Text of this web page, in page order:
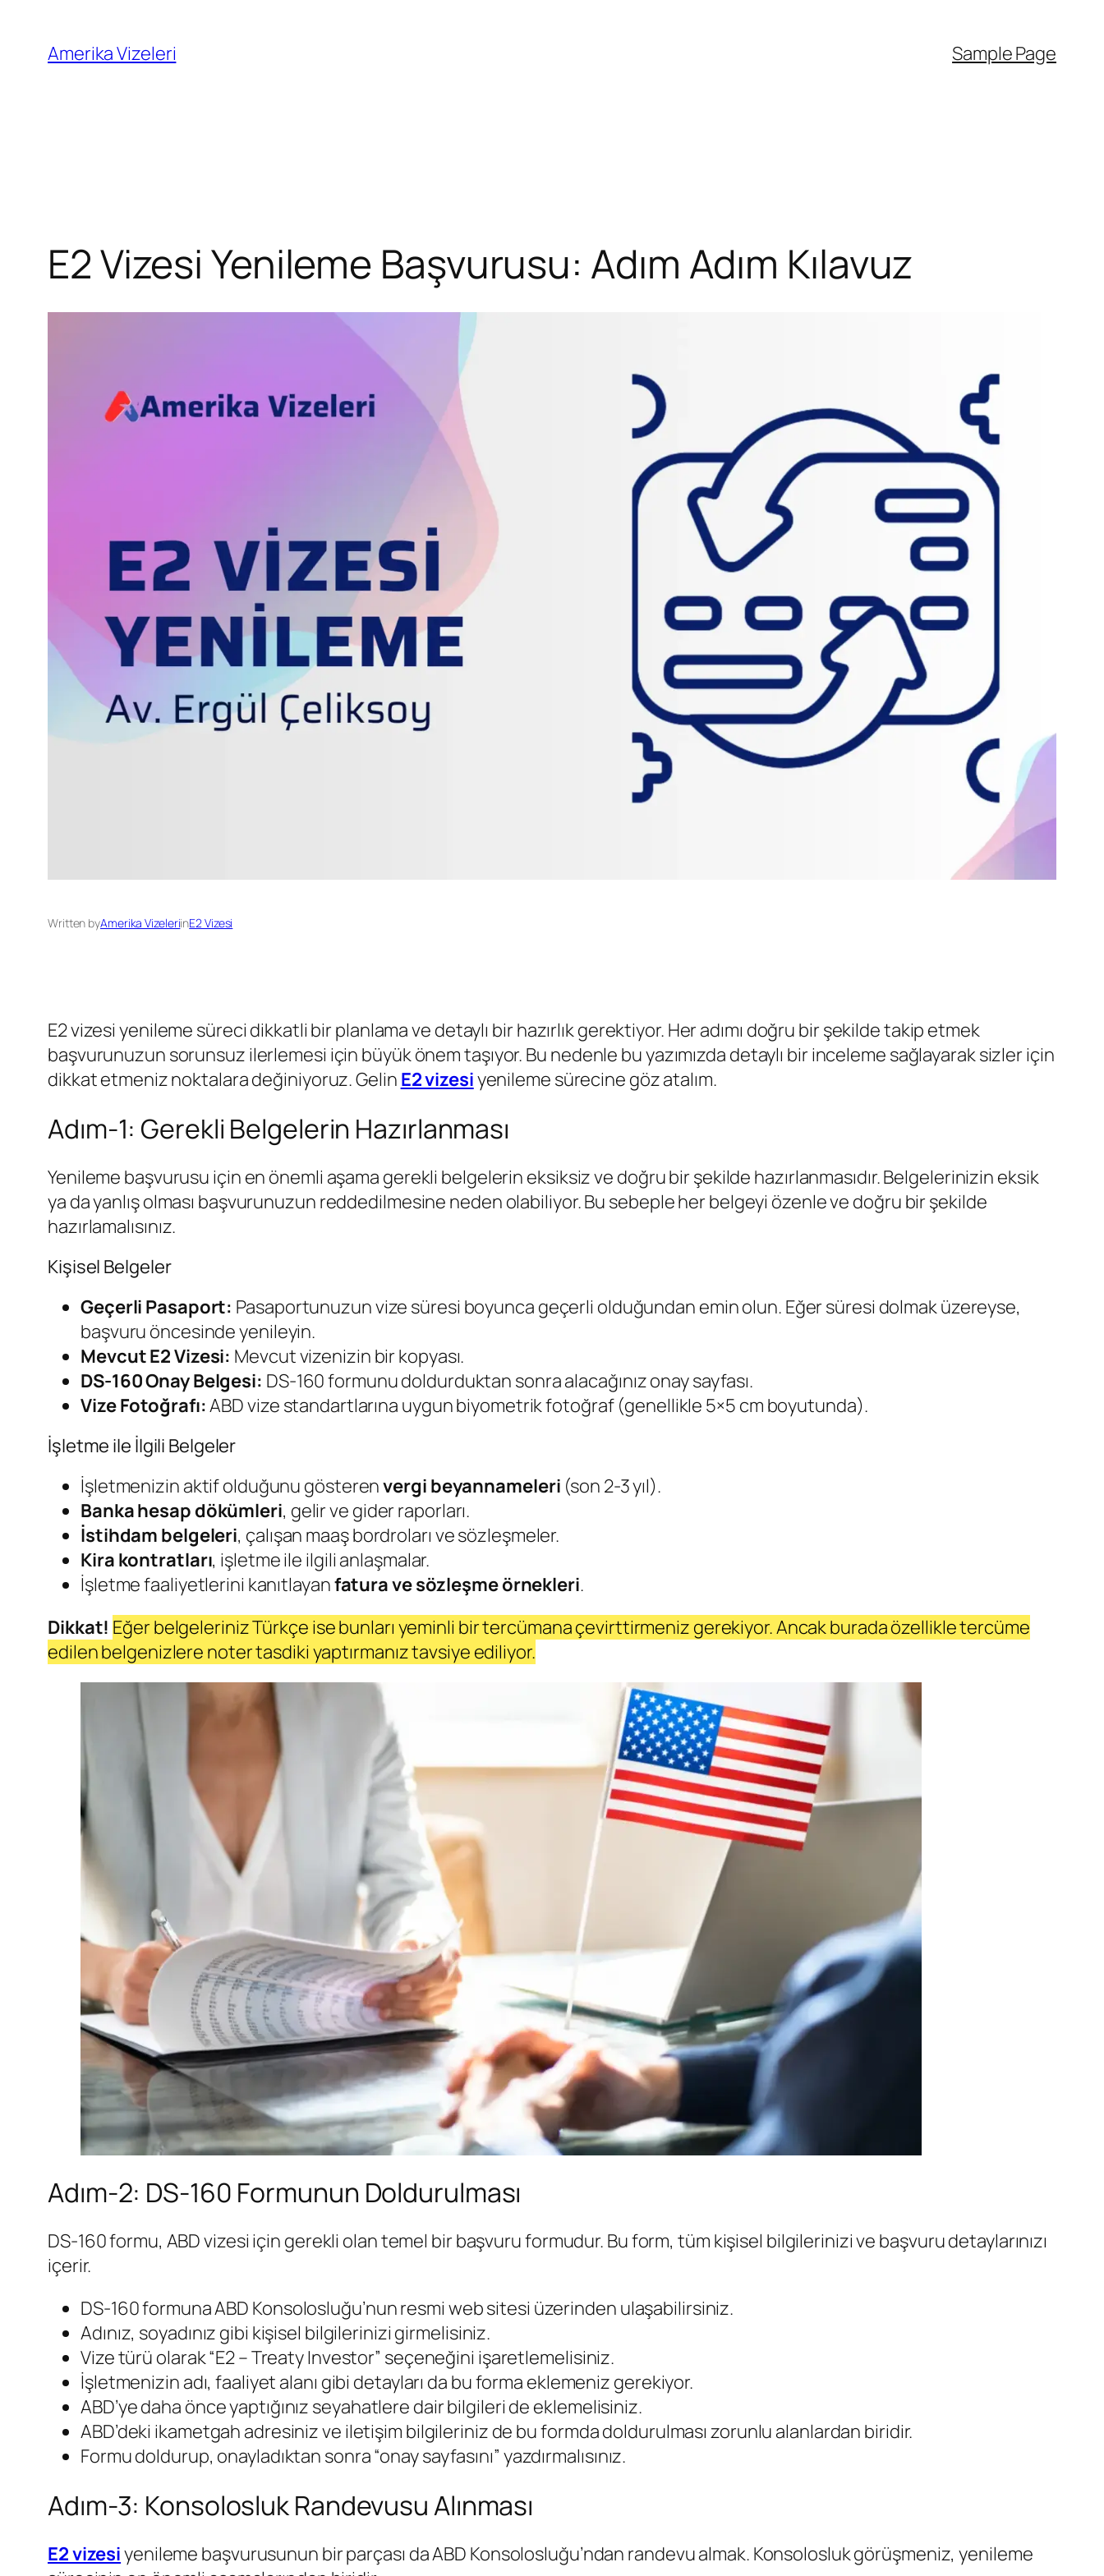
Amerika Vizeleri Sample Page
E2 Vizesi Yenileme Başvurusu: Adım Adım Kılavuz
Written byAmerika VizeleriinE2 Vizesi
E2 vizesi yenileme süreci dikkatli bir planlama ve detaylı bir hazırlık gerektiyor. Her adımı doğru bir şekilde takip etmek
başvurunuzun sorunsuz ilerlemesi için büyük önem taşıyor. Bu nedenle bu yazımızda detaylı bir inceleme sağlayarak sizler için
dikkat etmeniz noktalara değiniyoruz. Gelin E2 vizesiyenileme sürecine göz atalım.
Adım-1: Gerekli Belgelerin Hazırlanması
Yenileme başvurusu için en önemli aşama gerekli belgelerin eksiksiz ve doğru bir şekilde hazırlanmasıdır. Belgelerinizin eksik
ya da yanlış olması başvurunuzun reddedilmesine neden olabiliyor. Bu sebeple her belgeyi özenle ve doğru bir şekilde
hazırlamalısınız.
Kişisel Belgeler
Geçerli Pasaport: Pasaportunuzun vize süresi boyunca geçerli olduğundan emin olun. Eğer süresi dolmak üzereyse,
başvuru öncesinde yenileyin.
Mevcut E2 Vizesi: Mevcut vizenizin bir kopyası.
DS-160 Onay Belgesi: DS-160 formunu doldurduktan sonra alacağınız onay sayfası.
Vize Fotoğrafı:ABD vize standartlarına uygun biyometrik fotoğraf (genellikle 5×5 cm boyutunda).
İşletme ile İlgili Belgeler
İşletmenizin aktif olduğunu gösterenvergi beyannameleri (son 2-3 yıl).
Banka hesap dökümleri, gelir ve gider raporları.
İstihdam belgeleri, çalışan maaş bordroları ve sözleşmeler.
Kira kontratları, işletme ile ilgili anlaşmalar.
İşletme faaliyetlerini kanıtlayanfatura ve sözleşme örnekleri.
Dikkat! Eğer belgeleriniz Türkçe ise bunları yeminli bir tercümana çevirttirmeniz gerekiyor. Ancak burada özellikle tercüme
edilen belgenizlere noter tasdiki yaptırmanız tavsiye ediliyor.
Adım-2: DS-160 Formunun Doldurulması
DS-160 formu, ABD vizesi için gerekli olan temel bir başvuru formudur. Bu form, tüm kişisel bilgilerinizi ve başvuru detaylarınızı
içerir.
DS-160 formuna ABD Konsolosluğu’nun resmi web sitesi üzerinden ulaşabilirsiniz.
Adınız, soyadınız gibi kişisel bilgilerinizi girmelisiniz.
Vize türü olarak “E2 – Treaty Investor” seçeneğini işaretlemelisiniz.
İşletmenizin adı, faaliyet alanı gibi detayları da bu forma eklemeniz gerekiyor.
ABD’ye daha önce yaptığınız seyahatlere dair bilgileri de eklemelisiniz.
ABD’deki ikametgah adresiniz ve iletişim bilgileriniz de bu formda doldurulması zorunlu alanlardan biridir.
Formu doldurup, onayladıktan sonra “onay sayfasını” yazdırmalısınız.
Adım-3: Konsolosluk Randevusu Alınması
E2 vizesiyenileme başvurusunun bir parçası da ABD Konsolosluğu’ndan randevu almak. Konsolosluk görüşmeniz, yenileme